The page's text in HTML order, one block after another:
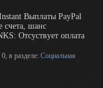
Выплаты PayPal
счета, шанс
Отсуствует оплата
в разделе: Социальная